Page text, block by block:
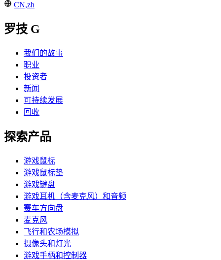
CN,zh
罗技 G
我们的故事
职业
投资者
新闻
可持续发展
回收
探索产品
游戏鼠标
游戏鼠标垫
游戏键盘
游戏耳机（含麦克风）和音频
赛车方向盘
麦克风
飞行和农场模拟
摄像头和灯光
游戏手柄和控制器